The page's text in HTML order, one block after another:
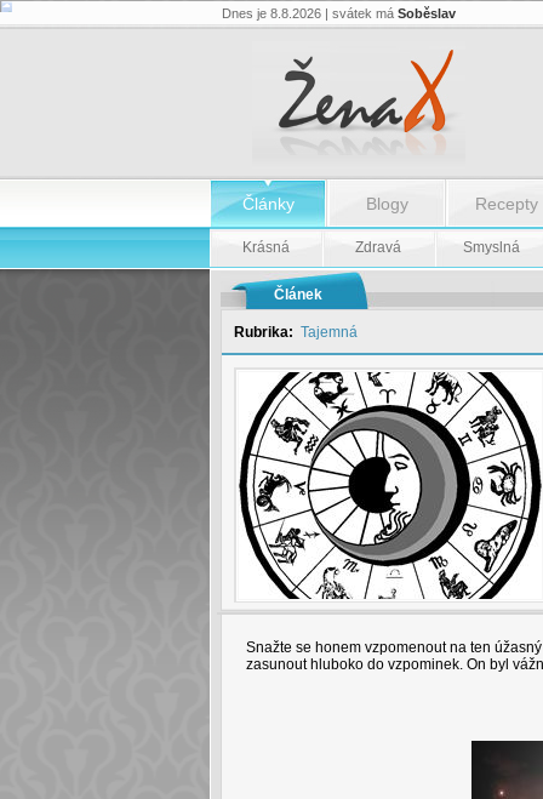
Středa
Dnes je 8.8.2026 | svátek má Soběslav
Články Blogy Recepty
Krásná Zdravá Smyslná
Článek
Rubrika: Tajemná
Snažte se honem vzpomenout na ten
zasunout hluboko do vzpominek. On byl